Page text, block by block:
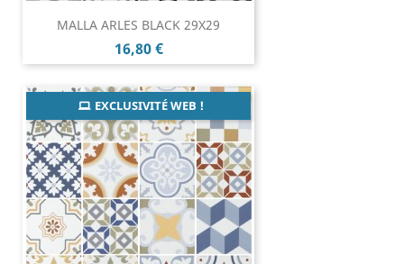
MALLA ARLES BLACK 29X29
Prix
16,80 €
EXCLUSIVITÉ WEB !